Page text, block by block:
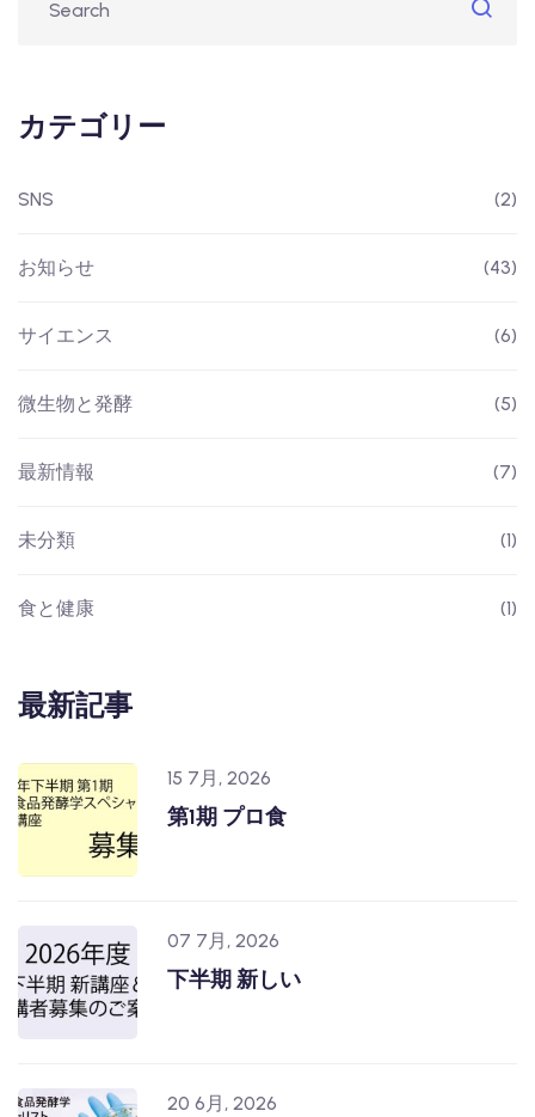
カテゴリー
SNS (2)
お知らせ (43)
サイエンス (6)
微生物と発酵 (5)
最新情報 (7)
未分類 (1)
食と健康 (1)
最新記事
15 7月, 2026
第1期 プロ食
07 7月, 2026
下半期 新しい
20 6月, 2026